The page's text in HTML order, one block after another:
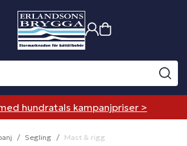
hundratals kampanjpriser >
Segling Mast & rigg